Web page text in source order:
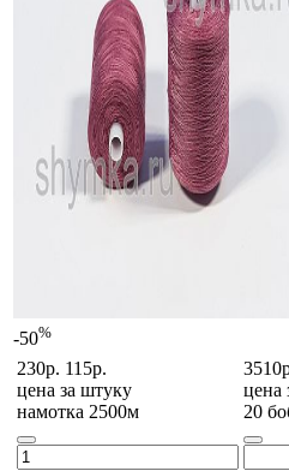
-50%
230р. 115р.
цена за штуку
намотка 2500м
цена
20